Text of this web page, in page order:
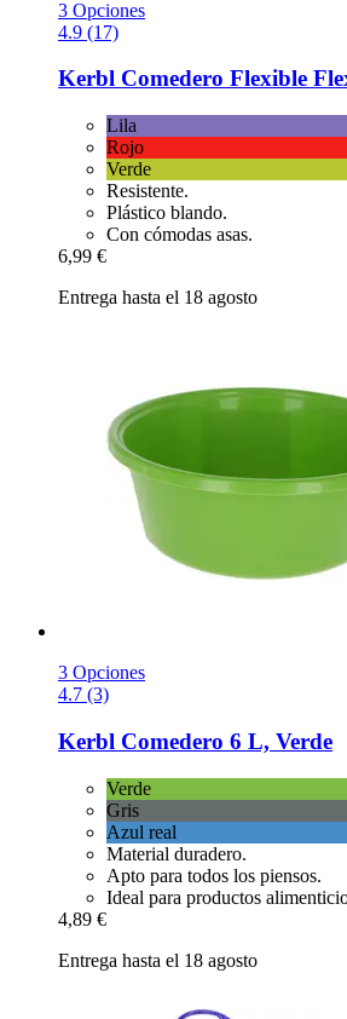
3 Opciones
4.9 (17)
Kerbl Comedero Flexible
Lila
Rojo
Verde
Resistente.
Plástico blando.
Con cómodas asas.
6,99 €
Entrega hasta el 18 agosto
3 Opciones
4.7 (3)
Kerbl Comedero 6 L, Verde
Verde
Gris
Azul real
Material duradero.
Apto para todos los piensos.
Ideal para productos
4,89 €
Entrega hasta el 18 agosto